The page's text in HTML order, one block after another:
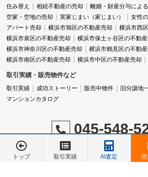
住み替え
相続不動産の売却 離婚・財産分与によ
空家・空地の売却
実家じまい（家じまい）
女性
アパート売却
横浜市旭区の不動産売却
横浜市西
横浜市泉区の不動産売却
横浜市保土ヶ谷区の不動
横浜市神奈川区の不動産売却
横浜市鶴見区の不動
横浜市南区の不動産売却
横浜市中区の不動産売却
取引実績・販売物件など
取引実績 成功ストーリー 販売中物件
旧分譲地
マンションカタログ
045-548-
営業時間：9:00～18:00
定休日：水曜日
トップ 取引実績 AI査定
売